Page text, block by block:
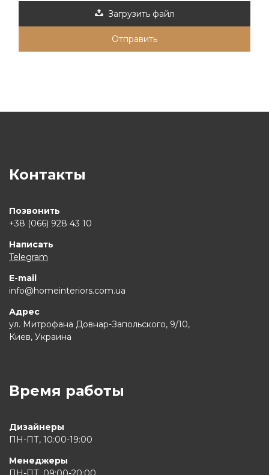
Загрузить файл
Отправить
Контакты
Позвонить
+38 (066) 928 43 10
Написать
Telegram
E-mail
info@homeinteriors.com.ua
Адрес
ул. Митрофана Довнар-Запольского, 9/10,
Киев, Украина
Время работы
Дизайнеры
ПН-ПТ, 10:00-19:00
Менеджеры